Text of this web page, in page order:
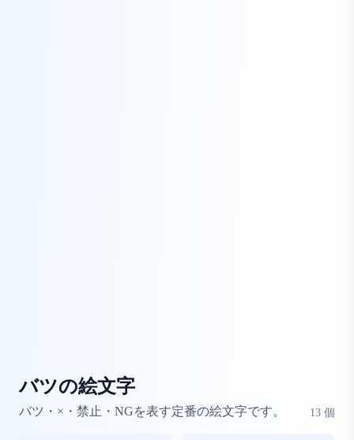
バツの絵文字
バツ・×・禁止・NGを表す定番の絵文字です。 13 個